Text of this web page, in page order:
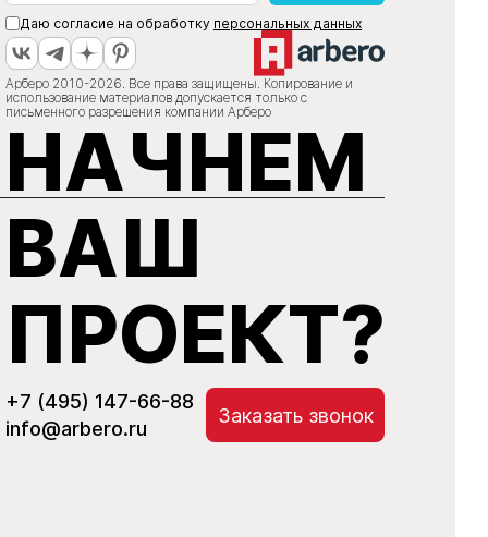
Даю согласие на обработку персональных данных
Арберо 2010-2026. Все права защищены. Копирование и
использование материалов допускается только с
письменного разрешения компании Арберо
НАЧНЕМ
ВАШ
ПРОЕКТ?
+7 (495) 147-66-88
info@arbero.ru
Заказать звонок